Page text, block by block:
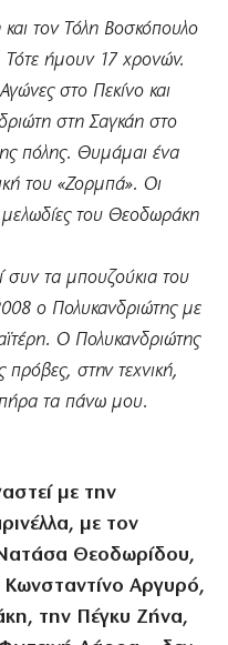
τον Τόλη Βοσκόπουλο
ήμουν 17 χρονών.
στο Πεκίνο και
στη Σαγκάη στο
πόλης. Θυμάμαι ένα
του «Ζορμπά». Οι
μελωδίες του Θεοδωράκη
συν τα μπουζούκια του
ο Πολυκανδριώτης με
Ο Πολυκανδριώτης
στην τεχνική,
πήρα τα πάνω μου.
με την
με τον
Θεοδωρίδου,
Αργυρό,
την Πέγκυ Ζήνα,